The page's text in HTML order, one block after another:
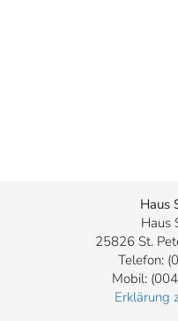
Haus
Haus
25826 St.
Telefon:
Mobil:
Erklärung